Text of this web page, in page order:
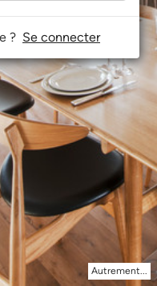
Autrement...
? Se connecter